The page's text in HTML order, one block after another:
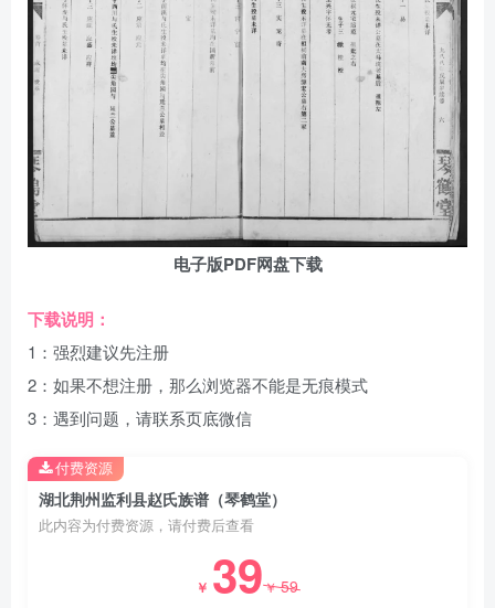
电子版PDF网盘下载
下载说明：
1：强烈建议先注册
2：如果不想注册，那么浏览器不能是无痕模式
3：遇到问题，请联系页底微信
湖北荆州监利县赵氏族谱（琴鹤堂）
此内容为付费资源，请付费后查看
￥ 39￥59
付费资源